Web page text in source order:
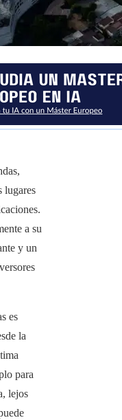
lugares
a su
y un
es
la
para
lejos